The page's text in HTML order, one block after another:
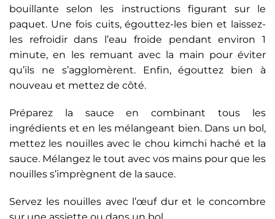
bouillante selon les instructions figurant sur le
paquet. Une fois cuits, égouttez-les bien et laissez-
les refroidir dans l’eau froide pendant environ 1
minute, en les remuant avec la main pour éviter
qu’ils ne s’agglomèrent. Enfin, égouttez bien à
nouveau et mettez de côté.
Préparez la sauce en combinant tous les
ingrédients et en les mélangeant bien. Dans un bol,
mettez les nouilles avec le chou kimchi haché et la
sauce. Mélangez le tout avec vos mains pour que les
nouilles s’imprègnent de la sauce.
Servez les nouilles avec l’œuf dur et le concombre
sur une assiette ou dans un bol.